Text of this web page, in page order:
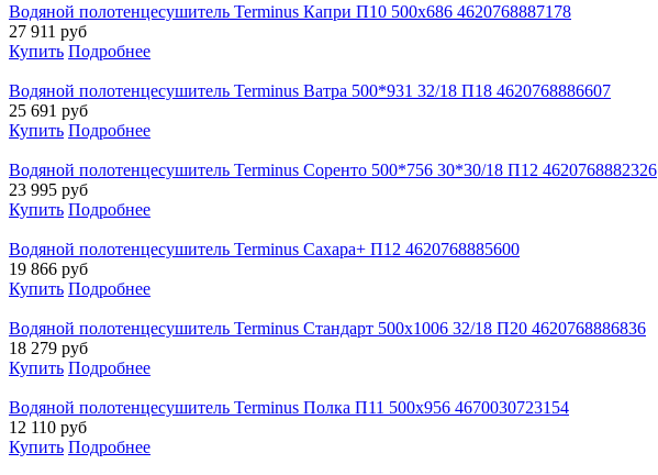
Водяной полотенцесушитель Terminus Капри П10 500х686 4620768887178
27 911 руб
Купить Подробнее
Водяной полотенцесушитель Terminus Ватра 500*931 32/18 П18 4620768886607
25 691 руб
Купить Подробнее
Водяной полотенцесушитель Terminus Соренто 500*756 30*30/18 П12 4620768882326
23 995 руб
Купить Подробнее
Водяной полотенцесушитель Terminus Сахара+ П12 4620768885600
19 866 руб
Купить Подробнее
Водяной полотенцесушитель Terminus Стандарт 500x1006 32/18 П20 4620768886836
18 279 руб
Купить Подробнее
Водяной полотенцесушитель Terminus Полка П11 500х956 4670030723154
12 110 руб
Купить Подробнее